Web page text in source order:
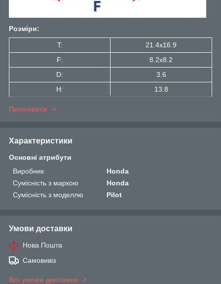
Розміри:
T:
21.4x16.9
F:
8.2x8.2
D:
3.6
H:
13.8
Приховати
Характеристики
Основні атрибути
Виробник
Honda
Сумісність з маркою
Honda
Сумісність з моделлю
Pilot
Умови доставки
Нова Пошта
Самовивіз
Всі умови доставки